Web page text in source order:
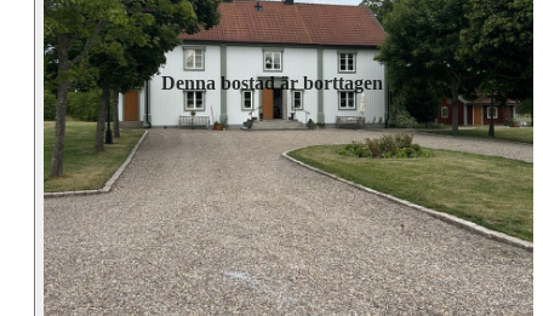
Denna bostad är borttagen